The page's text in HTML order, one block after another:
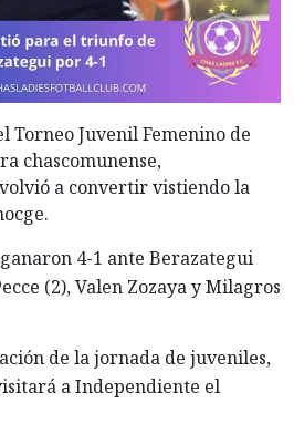
Torneo Juvenil Femenino de
chascomunense,
volvió a convertir vistiendo la
4-1 ante Berazategui
(2), Valen Zozaya y Milagros
de la jornada de juveniles,
a Independiente el